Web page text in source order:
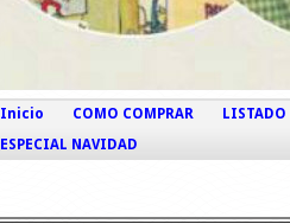
Inicio COMO COMPRAR LISTADO
ESPECIAL NAVIDAD